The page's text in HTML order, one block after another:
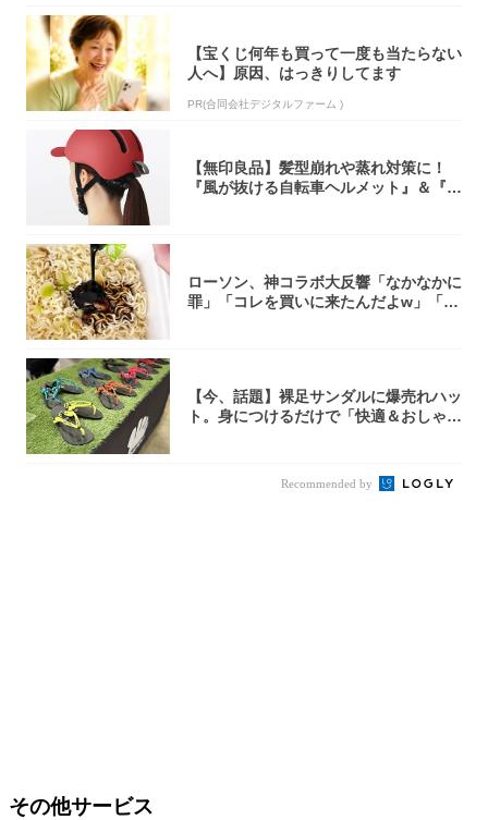
【宝くじ何年も買って一度も当たらない
人へ】原因、はっきりしてます
PR(合同会社デジタルファーム )
【無印良品】髪型崩れや蒸れ対策に！
『風が抜ける自転車ヘルメット』＆『2
ローソン、神コラボ大反響「なかなかに
罪」「コレを買いに来たんだよw」「３
【今、話題】裸足サンダルに爆売れハッ
ト。身につけるだけで「快適＆おしゃ
Recommended by
その他サービス